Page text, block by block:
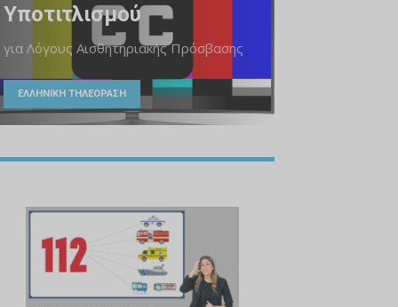
Υποτιτλισμού
για Λόγους Αισθητηριακής Πρόσβασης
ΕΛΛΗΝΙΚΗ ΤΗΛΕΟΡΑΣΗ